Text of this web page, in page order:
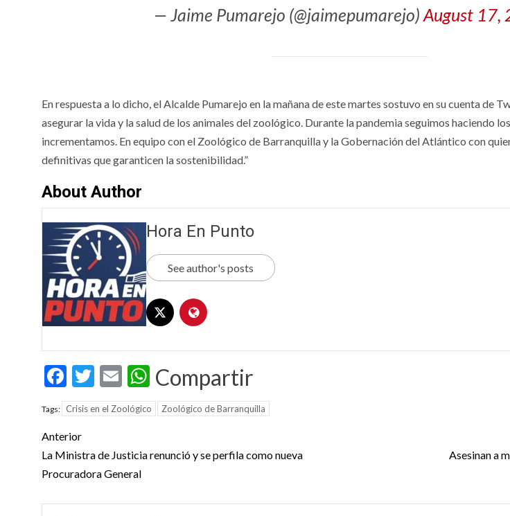
— Jaime Pumarejo (@jaimepumarejo) August 17,
En respuesta a lo dicho, el Alcalde Pumarejo en la mañana de este martes sostuvo en su cuenta de
asegurar la vida y la salud de los animales del zoológico. Durante la pandemia seguimos haciendo
incrementamos. En equipo con el Zoológico de Barranquilla y la Gobernación del Atlántico con
definitivas que garanticen la sostenibilidad.”
About Author
Hora En Punto
See author's posts
Facebook
Twitter
EmailWhatsApp
Compartir
Tags: Crisis en el Zoológico Zoológico de Barranquilla
Post
navigation
Anterior
La Ministra de Justicia renunció y se perfila como nueva
Procuradora General
Asesinan a